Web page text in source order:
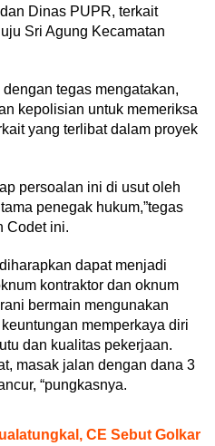
Dinas PUPR, terkait
Sri Agung Kecamatan
tegas mengatakan,
kepolisian untuk memeriksa
yang terlibat dalam proyek
persoalan ini di usut oleh
penegak hukum,”tegas
Codet ini.
dapat menjadi
kontraktor dan oknum
bermain mengunakan
memperkaya diri
dan kualitas pekerjaan.
masak jalan dengan dana 3
“pungkasnya.
CE Sebut Golkar